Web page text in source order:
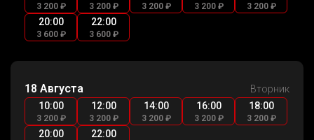
3 200 ₽ 3 200 ₽ 3 200 ₽ 3 200 ₽ 3 200 ₽
20:00
3 600 ₽
22:00
3 600 ₽
18 Августа
Вторник
10:00
3 200 ₽
12:00
3 200 ₽
14:00
3 200 ₽
16:00
3 200 ₽
18:00
3 200 ₽
20:00 22:00